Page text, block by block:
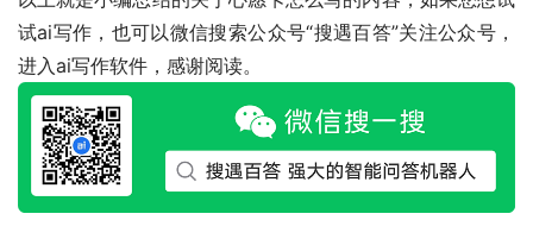
试ai写作，也可以微信搜索公众号“搜遇百答”关注公众号，
进入ai写作软件，感谢阅读。